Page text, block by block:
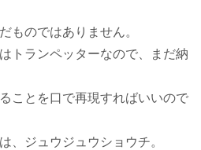
ものではありません。
トランペッターなので、まだ納
ことを口で再現すればいいので
、ジュウジュウショウチ。